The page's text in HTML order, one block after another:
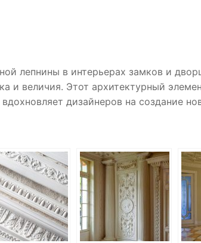
лепнины в интерьерах замков и
и величия. Этот архитектурный
дизайнеров на создание